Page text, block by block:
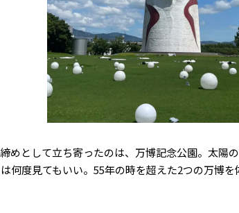
めとして立ち寄ったのは、万博記念公園。太陽
何度見てもいい。55年の時を超えた2つの万博を